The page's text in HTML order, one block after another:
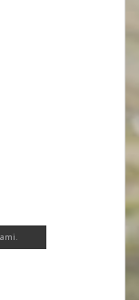
.